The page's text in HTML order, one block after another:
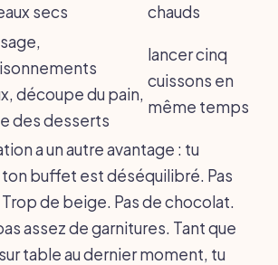
secs
chauds
découpe du pain,
des desserts
lancer cinq
cuissons en
même temps
a un autre avantage : tu
buffet est déséquilibré. Pas
de beige. Pas de chocolat.
assez de garnitures. Tant que
table au dernier moment, tu